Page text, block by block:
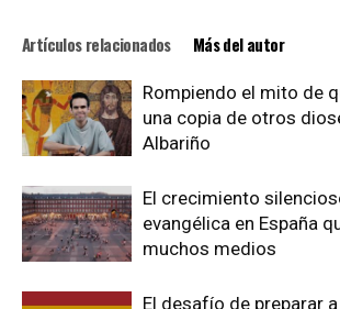
Artículos relacionados Más del autor
Rompiendo el mito de
una copia de otros
Albariño
El crecimiento
evangélica en España
muchos medios
El desafío de preparar